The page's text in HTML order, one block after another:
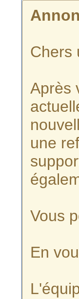
Chers
Après
une
Vous
En